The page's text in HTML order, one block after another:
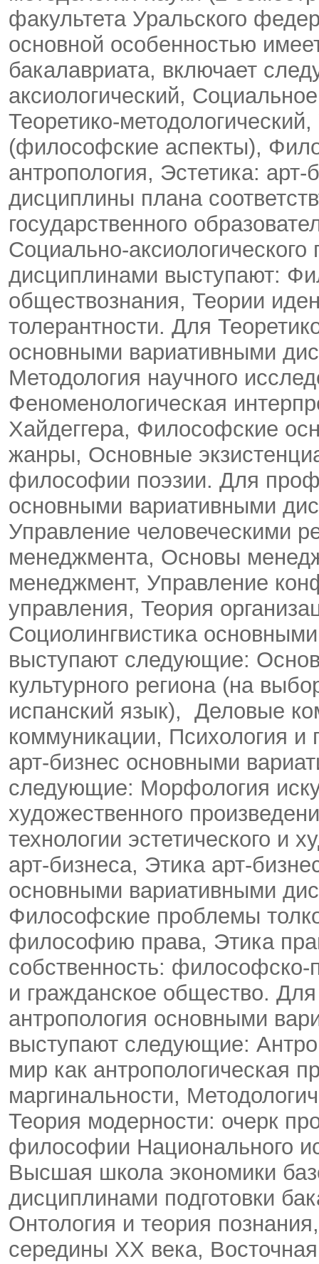
факультета Уральского
основной особенностью
бакалавриата, включает
аксиологический,
Теоретико-
(философские аспекты),
антропология, Эстетика:
дисциплины плана
государственного
Социально-
дисциплинами выступают:
обществознания, Теории
толерантности. Для
основными вариативными
Методология научного
Феноменологическая
Хайдеггера, Философские
жанры, Основные
философии поэзии. Для
основными вариативными
Управление человеческими
менеджмента, Основы
менеджмент, Управление
управления, Теория
Социолингвистика
выступают следующие:
культурного региона (на
испанский язык), Деловые
коммуникации, Психология и
арт-бизнес основными
следующие: Морфология
художественного
технологии эстетического и
арт-бизнеса, Этика арт-
основными вариативными
Философские проблемы
философию права, Этика
собственность: философско-
и гражданское общество.
антропология основными
выступают следующие:
мир как антропологическая
маргинальности,
Теория модерности: очерк
философии Национального
Высшая школа экономики
дисциплинами подготовки
Онтология и теория
середины ХХ века,